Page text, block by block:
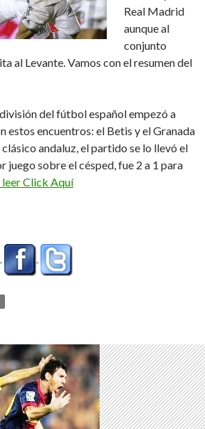
Real Madrid
aunque al
conjunto
al Levante. Vamos con el resumen del
del fútbol español empezó a
estos encuentros: el Betis y el Granada
andaluz, el partido se lo llevó el
juego sobre el césped, fue 2 a 1 para
leer Click Aquí